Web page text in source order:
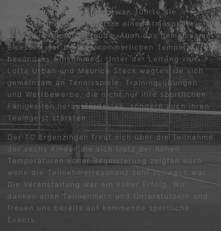
Obwohl die Hitze spürbar war, führte die
Begeisterung der Kinder zu einer Atmosphäre
voller Energie und Freude. Auch das gemeinsame
Eisessen war bei den sommerlichen Temperaturen
besonders willkommen. Unter der Leitung von
Lotta Urban und Maurice Steck wagten sie sich
gemeinsam an Tennisspiele, Trainingsübungen
und Wettbewerbe, die nicht nur ihre sportlichen
Fähigkeiten herausforderten, sondern auch ihren
Teamgeist stärkten.
Der TC Ergenzingen freut sich über die Teilnahme
der sechs Kinder die sich trotz der hohen
Temperaturen voller Begeisterung zeigten auch
wenn die Teilnehmerresonanz sehr schwach war.
Die Veranstaltung war ein voller Erfolg. Wir
danken allen Teilnehmern und Unterstützern und
freuen uns bereits auf kommende sportliche
Events.